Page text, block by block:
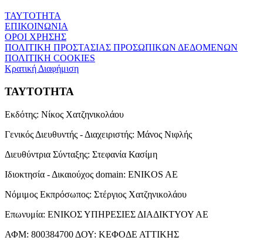
ΤΑΥΤΟΤΗΤΑ
ΕΠΙΚΟΙΝΩΝΙΑ
ΟΡΟΙ ΧΡΗΣΗΣ
ΠΟΛΙΤΙΚΗ ΠΡΟΣΤΑΣΙΑΣ ΠΡΟΣΩΠΙΚΩΝ ΔΕΔΟΜΕΝΩΝ
ΠΟΛΙΤΙΚΗ COOKIES
Κρατική Διαφήμιση
ΤΑΥΤΟΤΗΤΑ
Εκδότης: Νίκος Χατζηνικολάου
Γενικός Διευθυντής - Διαχειριστής: Μάνος Νιφλής
Διευθύντρια Σύνταξης: Στεφανία Κασίμη
Ιδιοκτησία - Δικαιούχος domain: ENIKOS AE
Νόμιμος Εκπρόσωπος: Στέργιος Χατζηνικολάου
Επωνυμία: ΕΝΙΚΟΣ ΥΠΗΡΕΣΙΕΣ ΔΙΑΔΙΚΤΥΟΥ ΑΕ
ΑΦΜ: 800384700 ΔΟΥ: ΚΕΦΟΔΕ ΑΤΤΙΚΗΣ